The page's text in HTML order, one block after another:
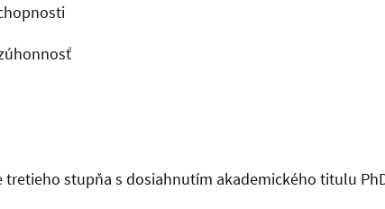
stupňa s dosiahnutím akademického titulu